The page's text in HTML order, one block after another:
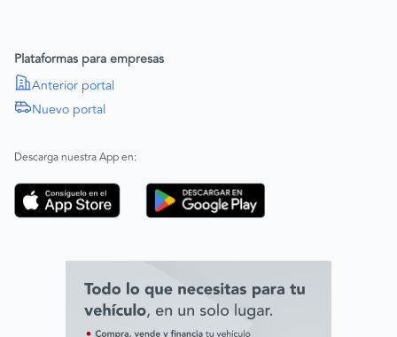
Política de Derechos Humanos
SAGRILAFT
Código de ética
Línea ética ADL digital Lab
Descarga nuestra App en:
Plataformas para empresas
Anterior portal
Nuevo portal